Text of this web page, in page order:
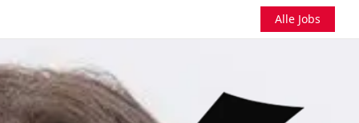
Alle Jobs